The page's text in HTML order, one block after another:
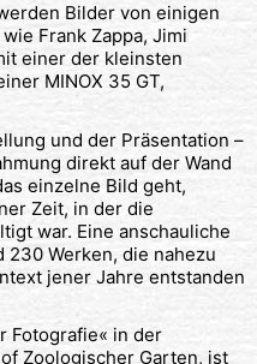
Bilder von einigen
Frank Zappa, Jimi
einer der kleinsten
MINOX 35 GT,
und der Präsentation –
direkt auf der Wand
einzelne Bild geht,
Zeit, in der die
war. Eine anschauliche
Werken, die nahezu
jener Jahre entstanden
Fotografie« in der
Zoologischer Garten, ist